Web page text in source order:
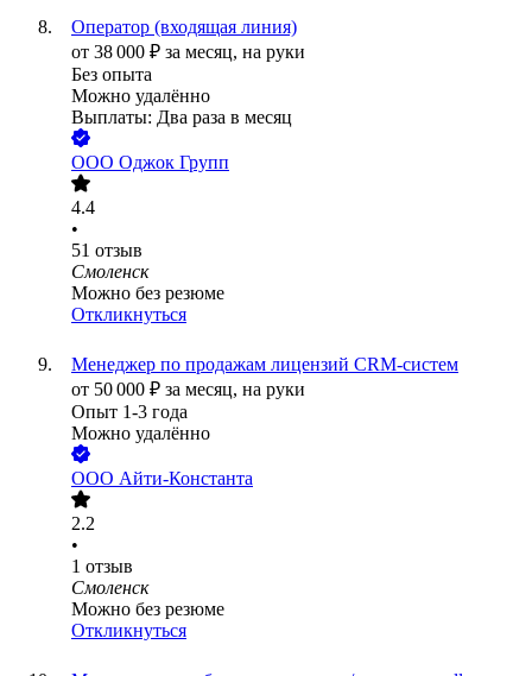
Оператор (входящая линия)
от 38 000 ₽ за месяц, на руки
Без опыта
Можно удалённо
Выплаты: Два раза в месяц
ООО Оджок Групп
4.4
•
51 отзыв
Смоленск
Можно без резюме
Откликнуться
Менеджер по продажам лицензий CRM-систем
от 50 000 ₽ за месяц, на руки
Опыт 1-3 года
Можно удалённо
ООО Айти-Константа
2.2
•
1 отзыв
Смоленск
Можно без резюме
Откликнуться